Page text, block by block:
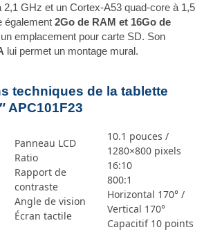
2,1 GHz et un Cortex-A53 quad-core à 1,5
également2Go de RAM et 16Go de
emplacement pour carte SD. Son
lui permet un montage mural.
techniques de la tablette
APC101F23
Panneau LCD
Ratio
Rapport de
contraste
Angle de vision
Écran tactile
10.1 pouces /
1280×800 pixels
16:10
800:1
Horizontal 170° /
Vertical 170°
Capacitif 10 points